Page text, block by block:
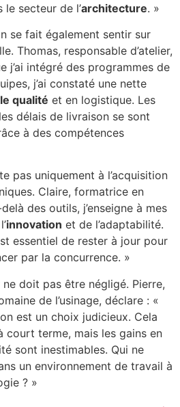
secteur de l’architecture. »
se fait également sentir sur
Thomas, responsable d’atelier,
j’ai intégré des programmes de
j’ai constaté une nette
qualité et en logistique. Les
délais de livraison se sont
à des compétences
pas uniquement à l’acquisition
Claire, formatrice en
des outils, j’enseigne à mes
innovation et de l’adaptabilité.
essentiel de rester à jour pour
par la concurrence. »
ne doit pas être négligé. Pierre,
de l’usinage, déclare : «
est un choix judicieux. Cela
court terme, mais les gains en
sont inestimables. Qui ne
un environnement de travail à
? »